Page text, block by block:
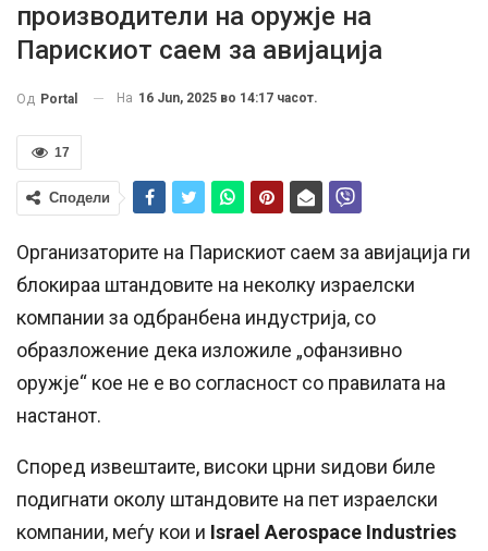
производители на оружје на
Парискиот саем за авијација
Од Portal На 16 Jun, 2025 во 14:17 часот.
17
Сподели
Организаторите на Парискиот саем за авијација ги
блокираа штандовите на неколку израелски
компании за одбранбена индустрија, со
образложение дека изложиле „офанзивно
оружје“ кое не е во согласност со правилата на
настанот.
Според извештаите, високи црни ѕидови биле
подигнати околу штандовите на пет израелски
компании, меѓу кои и Israel Aerospace Industries